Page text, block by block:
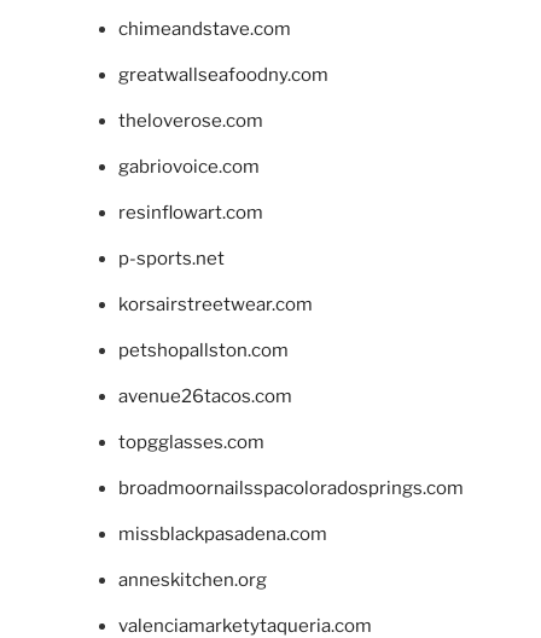
chimeandstave.com
greatwallseafoodny.com
theloverose.com
gabriovoice.com
resinflowart.com
p-sports.net
korsairstreetwear.com
petshopallston.com
avenue26tacos.com
topgglasses.com
broadmoornailsspacoloradosprings.com
missblackpasadena.com
anneskitchen.org
valenciamarketytaqueria.com